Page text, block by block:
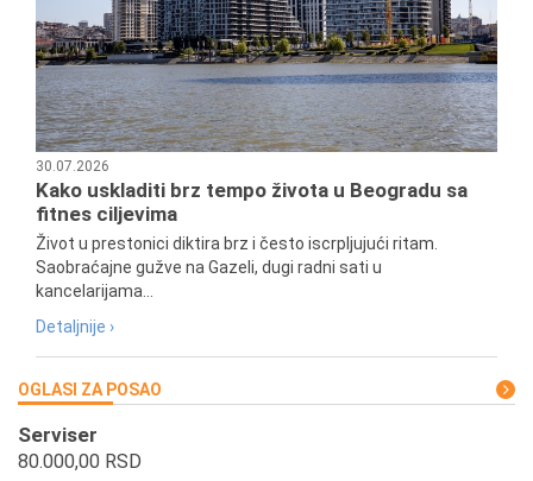
30.07.2026
Kako uskladiti brz tempo života u Beogradu sa
fitnes ciljevima
Život u prestonici diktira brz i često iscrpljujući ritam.
Saobraćajne gužve na Gazeli, dugi radni sati u
kancelarijama...
Detaljnije ›
OGLASI ZA POSAO
Serviser
80.000,00 RSD